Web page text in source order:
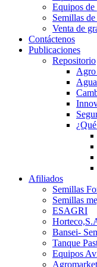
Equipos
Semillas
Venta de
Contáctenos
Publicaciones
Repositorio
Afiliados
Semillas
Semillas
ESAGRI
Bansei-
Tanque
Equipos